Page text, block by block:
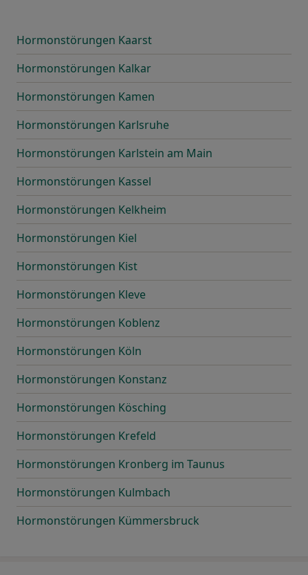
Hormonstörungen Kaarst
Hormonstörungen Kalkar
Hormonstörungen Kamen
Hormonstörungen Karlsruhe
Hormonstörungen Karlstein am Main
Hormonstörungen Kassel
Hormonstörungen Kelkheim
Hormonstörungen Kiel
Hormonstörungen Kist
Hormonstörungen Kleve
Hormonstörungen Koblenz
Hormonstörungen Köln
Hormonstörungen Konstanz
Hormonstörungen Kösching
Hormonstörungen Krefeld
Hormonstörungen Kronberg im Taunus
Hormonstörungen Kulmbach
Hormonstörungen Kümmersbruck